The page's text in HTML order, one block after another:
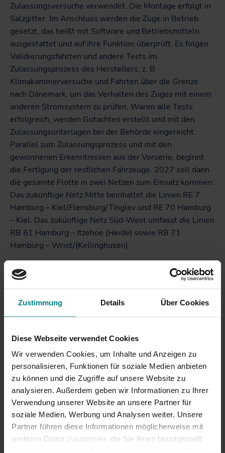
Zustimmung Details Über Cookies
Diese Webseite verwendet Cookies
Wir verwenden Cookies, um Inhalte und Anzeigen zu
personalisieren, Funktionen für soziale Medien anbieten
zu können und die Zugriffe auf unsere Website zu
analysieren. Außerdem geben wir Informationen zu Ihrer
Verwendung unserer Website an unsere Partner für
soziale Medien, Werbung und Analysen weiter. Unsere
Partner führen diese Informationen möglicherweise mit
weiteren Daten zusammen, die Sie ihnen bereitgestellt
Zulassungsversuche verwendet. Die Montage erfolgt in
Salzgitter. Im Anschluss werden die Züge in Betrieb
gesetzt, das heißt mit Software und Betriebsmitteln
ausgestattet und auf ihre Funktion überprüft. Es folgen
Validierungsfahrten und andere Tests im
Zulassungsprozess des Herstellers, z. B
Klimakammerversuche und Fahrten über die Grenze
nach Dänemark, um das Verhalten des Zuges mit einem
anderen Stromsystem zu prüfen. Waren alle Tests
erfolgreich, werden Gutachten erstellt und mit den
Zulassungsunterlagen bei der Behörde eingereicht.
Parallel zum Zulassungsprozess und mit den
gewonnenen Erkenntnissen aus der Vorserie, beginnt
die Fertigung der restlichen Fahrzeuge. 2027 soll dann
die gesamte Flotte in zwei Netzen zum Einsatz kommen:
Das zukünftige Netz Mitte beinhaltet die Linien RE 7
Hamburg – Kiel/Flensburg/Tinglev und RE 70 Hamburg
– Kiel. Das zukünftige Netz Süd-West umfasst die Linien
RB 61 Hamburg – Itzehoe (Heide) sowie RB 71
Hamburg – Wrist/(Kellinghusen).
Der international agierende Bahnhersteller Alstom
hatte im Juli 2023 den Zuschlag für die Herstellung und
TypsCoradia Max
für Schleswig-Holstein erhalten.
Alstom wird außerdem über 30 Jahre für die
neuen Fahrzeuge, die von NAH.SH in Zusammenarbeit
mit Alstom entwickelt wurden, bieten mehr Platz, mehr
Funktionalitäten, innovatives Design und hohen
Fahrkomfort.
Verkehrsminister Claus Ruhe Madsen:„Mit dem neuen
Fahrzeugdesign schaffen wir ein Reiseerlebnis, das
Komfort, Barrierefreiheit und Information auf hohem
Niveau vereint. Die Züge sind ein großer Schritt für den